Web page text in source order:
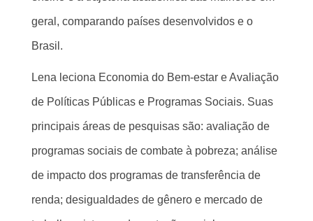
geral, comparando países desenvolvidos e o
Brasil.
Lena leciona Economia do Bem-estar e Avaliação
de Políticas Públicas e Programas Sociais. Suas
principais áreas de pesquisas são: avaliação de
programas sociais de combate à pobreza; análise
de impacto dos programas de transferência de
renda; desigualdades de gênero e mercado de